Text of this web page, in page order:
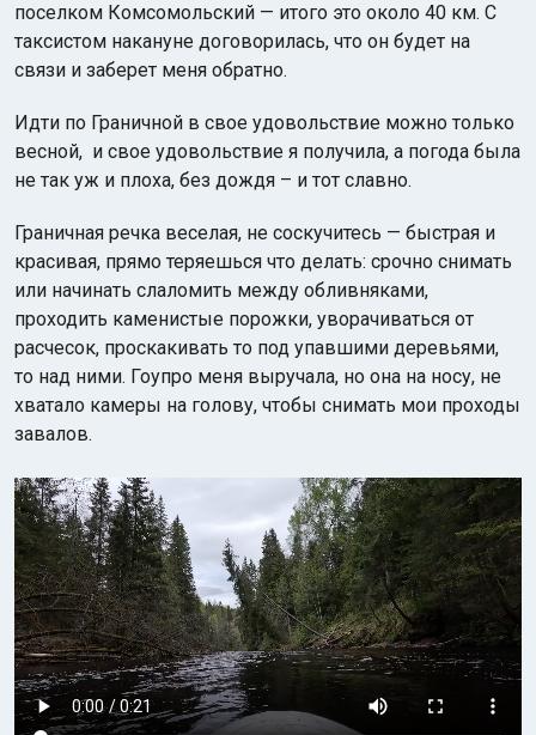
поселком Комсомольский — итого это около 40 км. С
таксистом накануне договорилась, что он будет на
связи и заберет меня обратно.
Идти по Граничной в свое удовольствие можно только
весной, и свое удовольствие я получила, а погода была
не так уж и плоха, без дождя – и тот славно.
Граничная речка веселая, не соскучитесь — быстрая и
красивая, прямо теряешься что делать: срочно снимать
или начинать слаломить между обливняками,
проходить каменистые порожки, уворачиваться от
расчесок, проскакивать то под упавшими деревьями,
то над ними. Гоупро меня выручала, но она на носу, не
хватало камеры на голову, чтобы снимать мои проходы
завалов.